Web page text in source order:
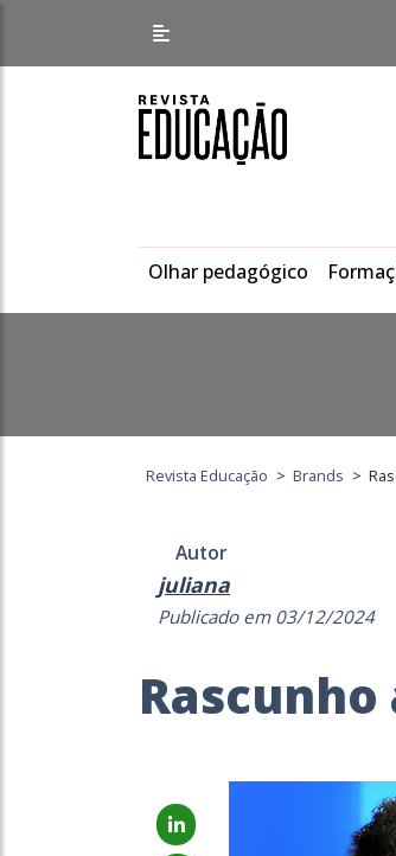
Olhar pedagógico
Revista Educação > Brands >
Autor
juliana
Publicado em 03/12/2024